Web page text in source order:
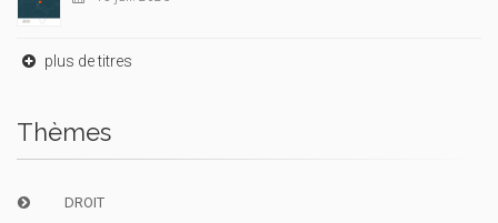
plus de titres
Thèmes
DROIT